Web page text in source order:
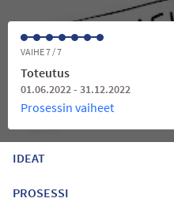
VAIHE 7 / 7
Toteutus
01.06.2022 - 31.12.2022
Prosessin vaiheet
IDEAT
PROSESSI